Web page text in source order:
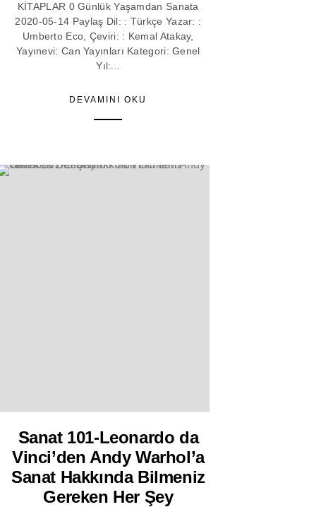
KİTAPLAR 0 Günlük Yaşamdan Sanata
2020-05-14 Paylaş Dil: : Türkçe Yazar: :
Umberto Eco, Çeviri: : Kemal Atakay,
Yayınevi: Can Yayınları Kategori: Genel
Yıl:...
DEVAMINI OKU
Sanat 101-Leonardo da
Vinci’den Andy Warhol’a
Sanat Hakkında Bilmeniz
Gereken Her Şey